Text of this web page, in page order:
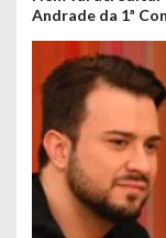
Andrade da 1ª